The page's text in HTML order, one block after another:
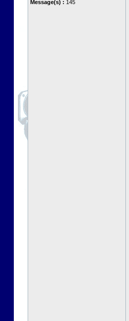
Message(s) : 145